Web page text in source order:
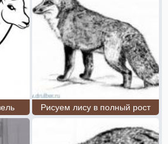
Рисуем лису в полный рост